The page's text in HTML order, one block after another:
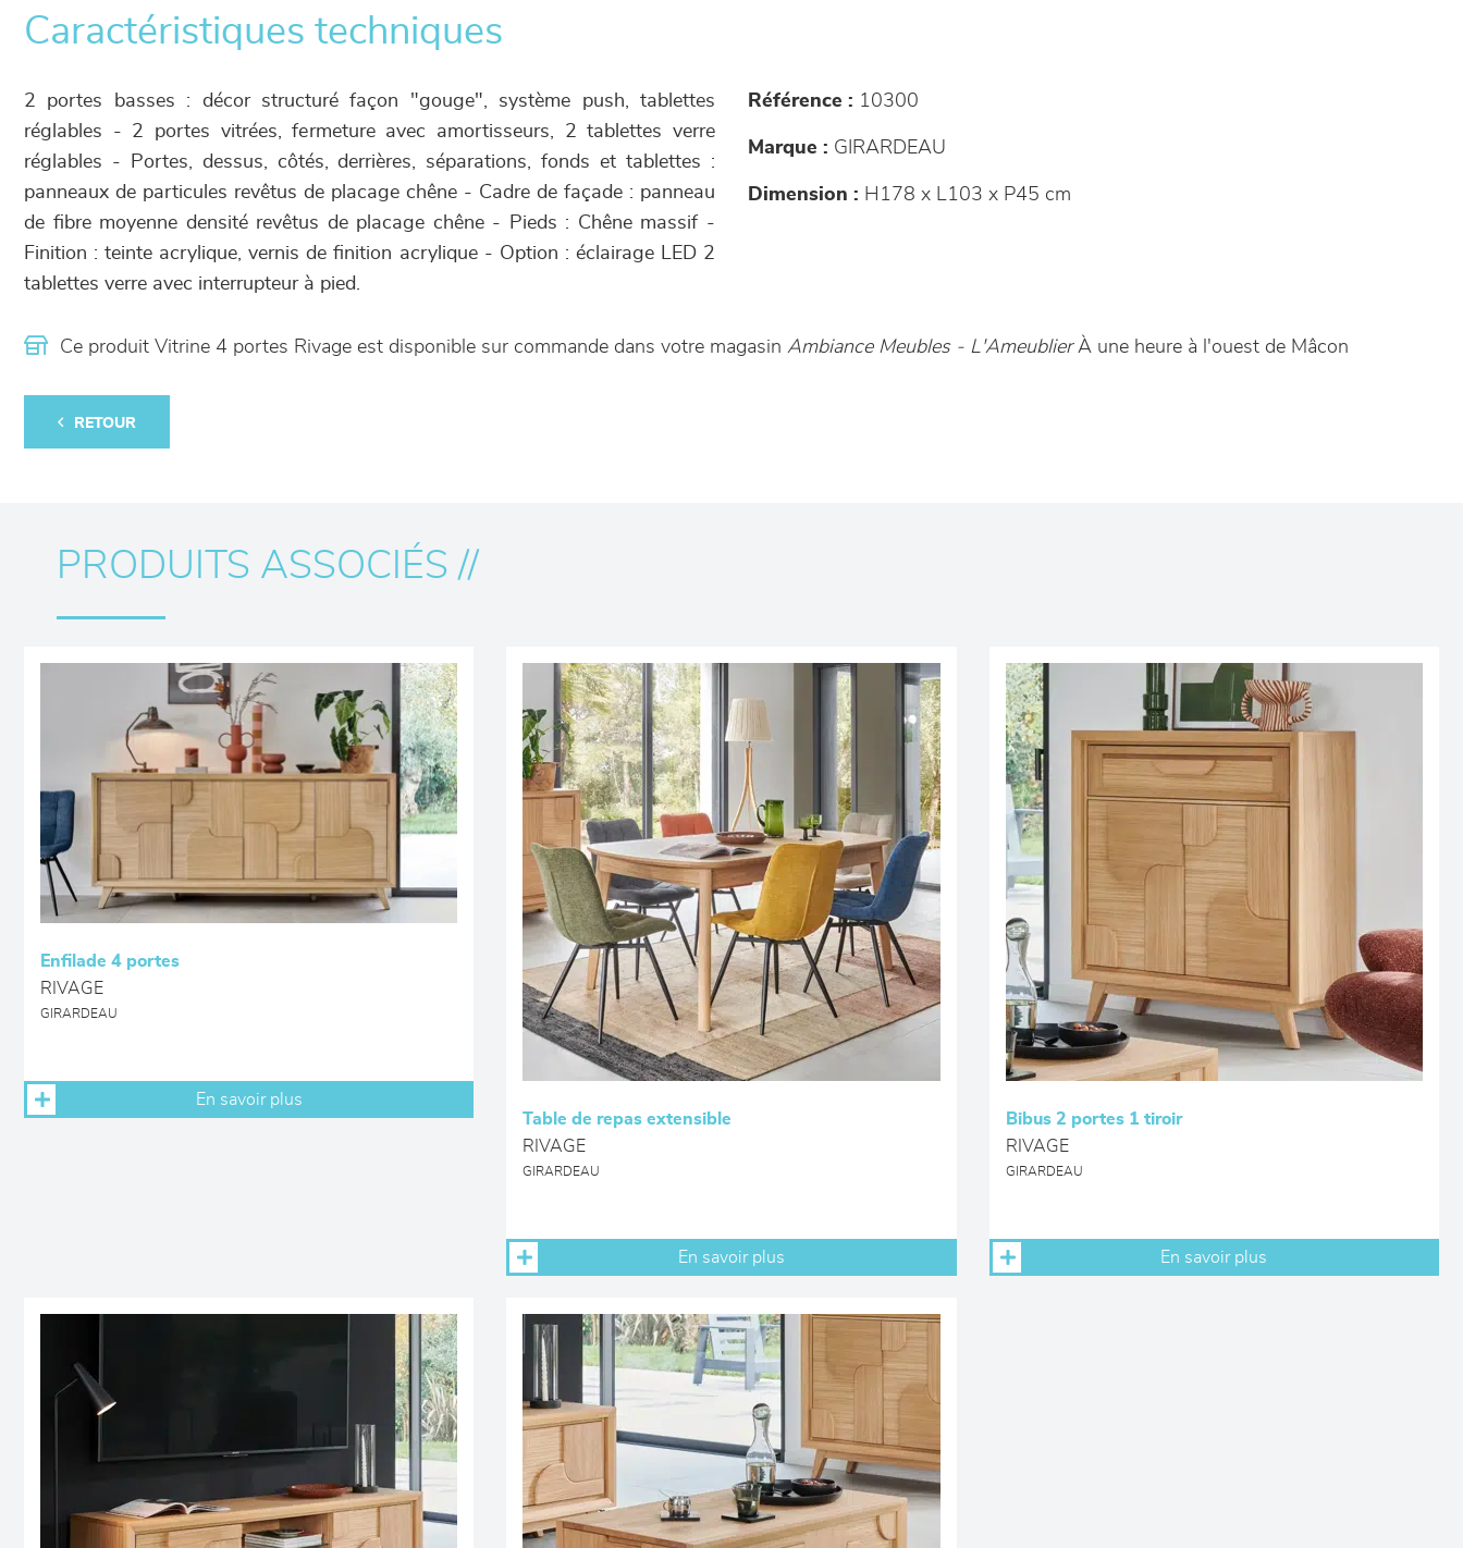
Caractéristiques techniques
2 portes basses : décor structuré façon "gouge", système push, tablettes
réglables - 2 portes vitrées, fermeture avec amortisseurs, 2 tablettes verre
réglables - Portes, dessus, côtés, derrières, séparations, fonds et tablettes :
panneaux de particules revêtus de placage chêne - Cadre de façade : panneau
de fibre moyenne densité revêtus de placage chêne - Pieds : Chêne massif -
Finition : teinte acrylique, vernis de finition acrylique - Option : éclairage LED 2
tablettes verre avec interrupteur à pied.
Référence : 10300
Marque : GIRARDEAU
Dimension : H178 x L103 x P45 cm
Ce produit Vitrine 4 portes Rivage est disponible sur commande dans votre magasin Ambiance Meubles - L'AmeublierÀ une heure à l'ouest de Mâcon
RETOUR
PRODUITS ASSOCIÉS //
Enfilade 4 portes
RIVAGE
GIRARDEAU
En savoir plus
Table de repas extensible
RIVAGE
GIRARDEAU
En savoir plus
Bibus 2 portes 1 tiroir
RIVAGE
GIRARDEAU
En savoir plus